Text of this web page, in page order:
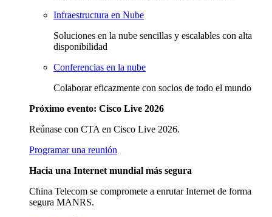
Infraestructura en Nube
Soluciones en la nube sencillas y escalables con alta
disponibilidad
Conferencias en la nube
Colaborar eficazmente con socios de todo el mundo
Próximo evento: Cisco Live 2026
Reúnase con CTA en Cisco Live 2026.
Programar una reunión
Hacia una Internet mundial más segura
China Telecom se compromete a enrutar Internet de forma
segura MANRS.